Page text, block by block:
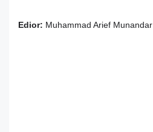
Edior: Muhammad Arief Munandar